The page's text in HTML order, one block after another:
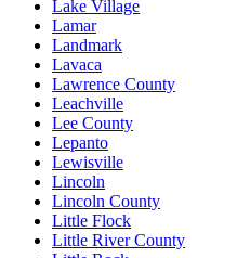
Lake Village
Lamar
Landmark
Lavaca
Lawrence County
Leachville
Lee County
Lepanto
Lewisville
Lincoln
Lincoln County
Little Flock
Little River County